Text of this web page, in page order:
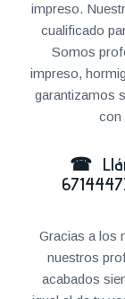
impreso.
cualificado
Somos
impreso,
garantizamos
con
☎
Gracias a los
nuestros
acabados